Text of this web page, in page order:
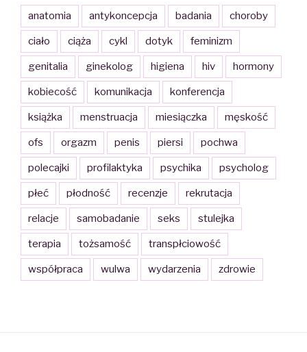
anatomia antykoncepcja badania choroby
ciało ciąża cykl dotyk feminizm
genitalia ginekolog higiena hiv hormony
kobiecość komunikacja konferencja
książka menstruacja miesiączka męskość
ofs orgazm penis piersi pochwa
polecajki profilaktyka psychika psycholog
płeć płodność recenzje rekrutacja
relacje samobadanie seks stulejka
terapia tożsamość transpłciowość
współpraca wulwa wydarzenia zdrowie